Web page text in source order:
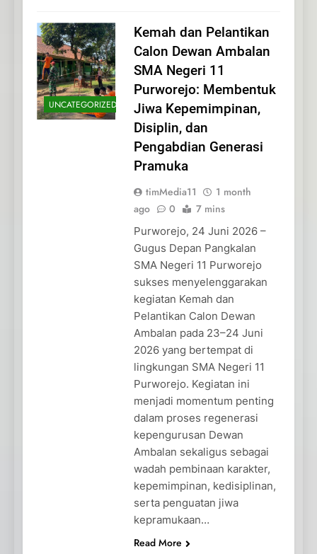
UNCATEGORIZED
Kemah dan Pelantikan
Calon Dewan Ambalan
SMA Negeri 11
Purworejo: Membentuk
Jiwa Kepemimpinan,
Disiplin, dan
Pengabdian Generasi
Pramuka
timMedia11
1 month
ago
0 7 mins
Purworejo, 24 Juni 2026 –
Gugus Depan Pangkalan
SMA Negeri 11 Purworejo
sukses menyelenggarakan
kegiatan Kemah dan
Pelantikan Calon Dewan
Ambalan pada 23–24 Juni
2026 yang bertempat di
lingkungan SMA Negeri 11
Purworejo. Kegiatan ini
menjadi momentum penting
dalam proses regenerasi
kepengurusan Dewan
Ambalan sekaligus sebagai
wadah pembinaan karakter,
kepemimpinan, kedisiplinan,
serta penguatan jiwa
kepramukaan…
Read More